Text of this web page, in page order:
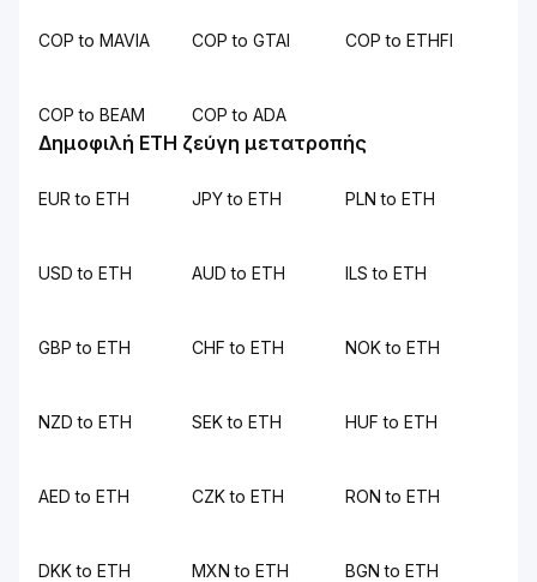
COP to MAVIA COP to GTAI COP to ETHFI
COP to BEAM COP to ADA
Δημοφιλή ETH ζεύγη μετατροπής
EUR to ETH JPY to ETH PLN to ETH
USD to ETH AUD to ETH ILS to ETH
GBP to ETH CHF to ETH NOK to ETH
NZD to ETH SEK to ETH HUF to ETH
AED to ETH CZK to ETH RON to ETH
DKK to ETH MXN to ETH BGN to ETH